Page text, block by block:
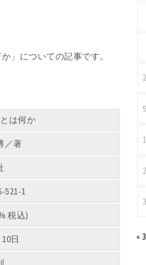
」についての記事です。
は何か
著
521-1
税込)
日 «